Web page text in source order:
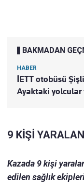
BAKMADAN
HABER
İETT otobüsü
Ayaktaki yolcular
9 KİŞİ
Kazada 9 kişi
edilen sağlık